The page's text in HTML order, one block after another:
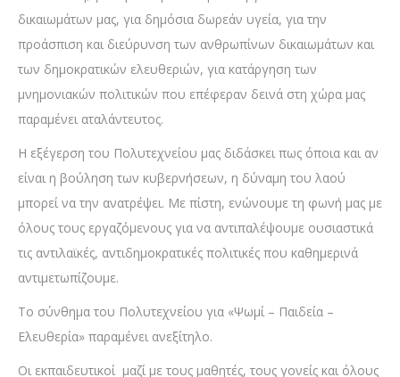
δικαιωμάτων μας, για δημόσια δωρεάν υγεία, για την
προάσπιση και διεύρυνση των ανθρωπίνων δικαιωμάτων και
των δημοκρατικών ελευθεριών, για κατάργηση των
μνημονιακών πολιτικών που επέφεραν δεινά στη χώρα μας
παραμένει αταλάντευτος.
Η εξέγερση του Πολυτεχνείου μας διδάσκει πως όποια και αν
είναι η βούληση των κυβερνήσεων, η δύναμη του λαού
μπορεί να την ανατρέψει. Με πίστη, ενώνουμε τη φωνή μας με
όλους τους εργαζόμενους για να αντιπαλέψουμε ουσιαστικά
τις αντιλαϊκές, αντιδημοκρατικές πολιτικές που καθημερινά
αντιμετωπίζουμε.
Το σύνθημα του Πολυτεχνείου για «Ψωμί – Παιδεία –
Ελευθερία» παραμένει ανεξίτηλο.
Οι εκπαιδευτικοί μαζί με τους μαθητές, τους γονείς και όλους